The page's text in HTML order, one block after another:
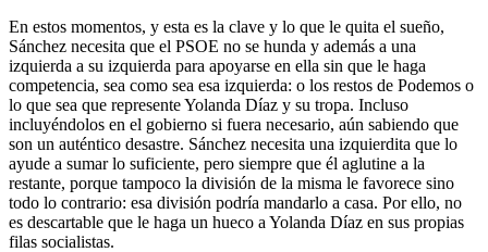
En estos momentos, y esta es la clave y lo que le quita el sueño,
Sánchez necesita que el PSOE no se hunda y además a una
izquierda a su izquierda para apoyarse en ella sin que le haga
competencia, sea como sea esa izquierda: o los restos de Podemos o
lo que sea que represente Yolanda Díaz y su tropa. Incluso
incluyéndolos en el gobierno si fuera necesario, aún sabiendo que
son un auténtico desastre. Sánchez necesita una izquierdita que lo
ayude a sumar lo suficiente, pero siempre que él aglutine a la
restante, porque tampoco la división de la misma le favorece sino
todo lo contrario: esa división podría mandarlo a casa. Por ello, no
es descartable que le haga un hueco a Yolanda Díaz en sus propias
filas socialistas.